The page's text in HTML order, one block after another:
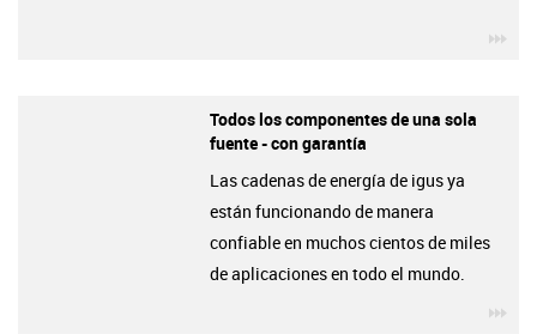
Todos los componentes de una sola
fuente - con garantía
Las cadenas de energía de igus ya
están funcionando de manera
confiable en muchos cientos de miles
de aplicaciones en todo el mundo.